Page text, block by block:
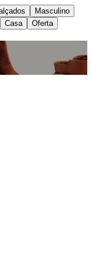
Masculino
Casa Oferta